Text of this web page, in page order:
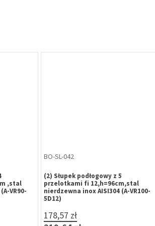
BO-SL-600
(21) Kolanko 90 stopni przegubowe
na rurę D=12 szlif,d=13,5 mm,
nierdzewne AISI304 (A/0302-012-S)
9,84 zł